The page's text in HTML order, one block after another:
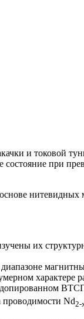
и токовой
состояние при
нитевидных
их
характере
допированном
проводимости Nd2-